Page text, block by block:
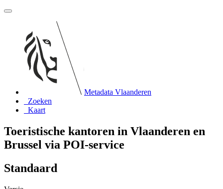
Metadata Vlaanderen
Zoeken
Kaart
Toeristische kantoren in Vlaanderen en
Brussel via POI-service
Standaard